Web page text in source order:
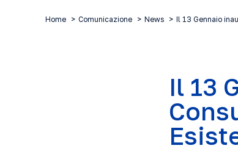
Home Comunicazione News Il 13 Gennaio
Il 13